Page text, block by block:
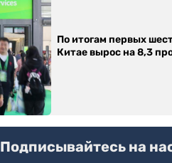
По итогам первых
Китае вырос на 8,3
Подписывайтесь на